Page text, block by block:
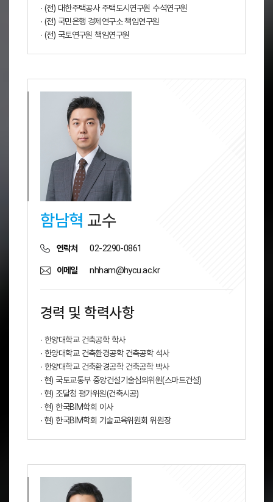
∙ (전) 대한주택공사 주택도시연구원 수석연구원
∙ (전) 국민은행 경제연구소 책임연구원
∙ (전) 국토연구원 책임연구원
함남혁 교수
연락처 02-2290-0861
이메일 nhham@hycu.ac.kr
경력 및 학력사항
∙ 한양대학교 건축공학 학사
∙ 한양대학교 건축환경공학 건축공학 석사
∙ 한양대학교 건축환경공학 건축공학 박사
∙ 현) 국토교통부 중앙건설기술심의위원(스마트건설)
∙ 현) 조달청 평가위원(건축시공)
∙ 현) 한국BIM학회 이사
∙ 현) 한국BIM학회 기술교육위원회 위원장